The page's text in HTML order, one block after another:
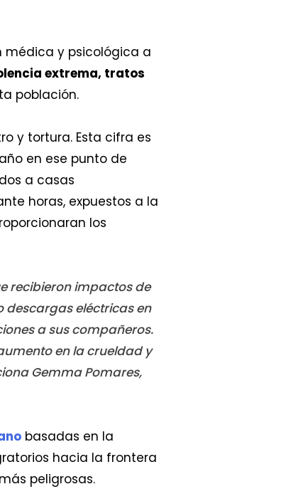
médica y psicológica a
extrema, tratos
población.
y tortura. Esta cifra es
en ese punto de
a casas
horas, expuestos a la
los
recibieron impactos de
descargas eléctricas en
a sus compañeros.
en la crueldad y
Gemma Pomares,
basadas en la
hacia la frontera
peligrosas.